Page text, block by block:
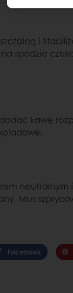
i
spodzie
kawę
Mus
Facebook